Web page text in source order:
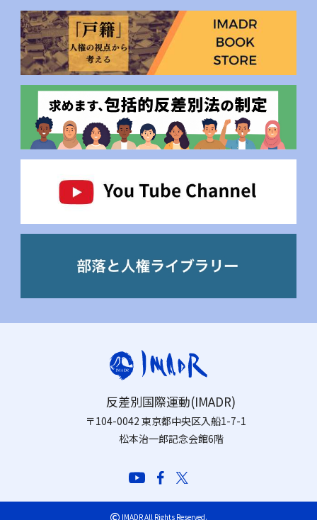
反差別国際運動(IMADR)
〒104-0042 東京都中央区入船1-7-1
松本治一郎記念会館6階
IMADR All Rights Reserved.